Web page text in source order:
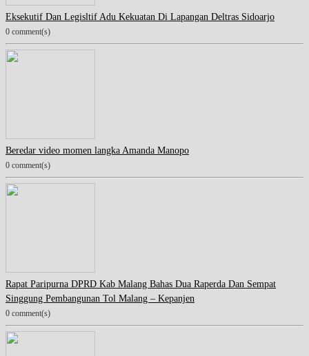
Eksekutif Dan Legisltif Adu Kekuatan Di Lapangan Deltras Sidoarjo
0 comment(s)
Beredar video momen langka Amanda Manopo
0 comment(s)
Rapat Paripurna DPRD Kab Malang Bahas Dua Raperda Dan Sempat
Singgung Pembangunan Tol Malang – Kepanjen
0 comment(s)